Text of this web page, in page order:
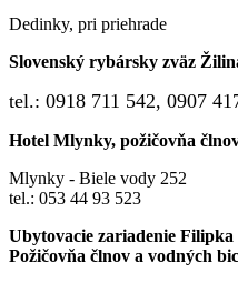
Dedinky, pri priehrade
Slovenský rybársky zväz
tel.: 0918 711 542, 0907
Hotel Mlynky, požičovňa
Mlynky - Biele vody 252
tel.: 053 44 93 523
Ubytovacie zariadenie Filipka
Požičovňa člnov a vodných